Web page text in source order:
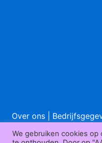
Over ons
We gebruiken cookies